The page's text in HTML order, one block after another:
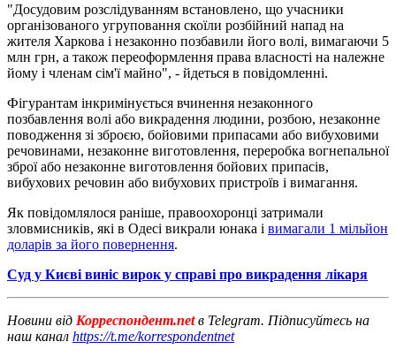
"Досудовим розслідуванням встановлено, що учасники
організованого угруповання скоїли розбійний напад на
жителя Харкова і незаконно позбавили його волі, вимагаючи 5
млн грн, а також переоформлення права власності на належне
йому і членам сім'ї майно", - йдеться в повідомленні.
Фігурантам інкримінується вчинення незаконного
позбавлення волі або викрадення людини, розбою, незаконне
поводження зі зброєю, бойовими припасами або вибуховими
речовинами, незаконне виготовлення, переробка вогнепальної
зброї або незаконне виготовлення бойових припасів,
вибухових речовин або вибухових пристроїв і вимагання.
Як повідомлялося раніше, правоохоронці затримали
зловмисників, які в Одесі викрали юнака і вимагали 1 мільйон
доларів за його повернення.
Суд у Києві виніс вирок у справі про викрадення лікаря
Новини від Корреспондент.netв Telegram. Підписуйтесь на
наш канал https://t.me/korrespondentnet